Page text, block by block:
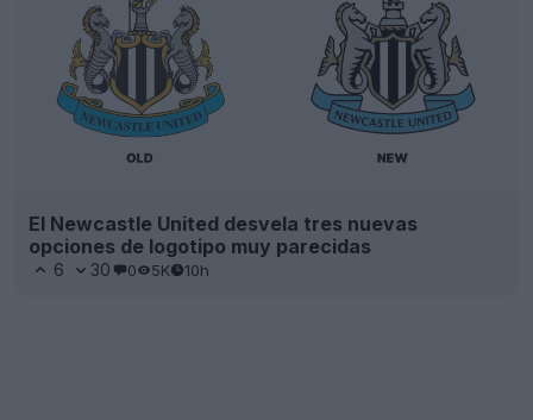
El Newcastle United desvela tres nuevas
opciones de logotipo muy parecidas
6 30 0 5K 10h